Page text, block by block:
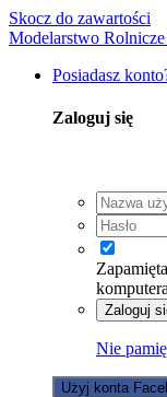
Skocz do zawartości
Modelarstwo
Posiadasz
Zaloguj się
Zaloguj
Nie
Użyj konta